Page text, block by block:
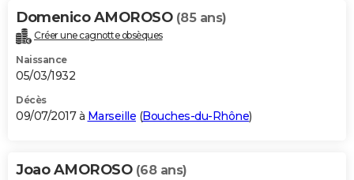
Domenico AMOROSO (85 ans)
Créer une cagnotte obsèques
Naissance
05/03/1932
Décès
09/07/2017 à Marseille (Bouches-du-Rhône)
Joao AMOROSO (68 ans)